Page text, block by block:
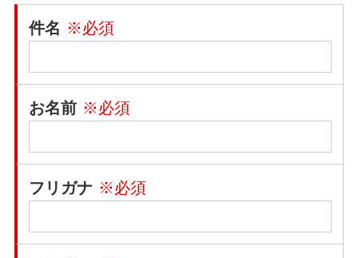
件名 ※必須
お名前 ※必須
フリガナ ※必須